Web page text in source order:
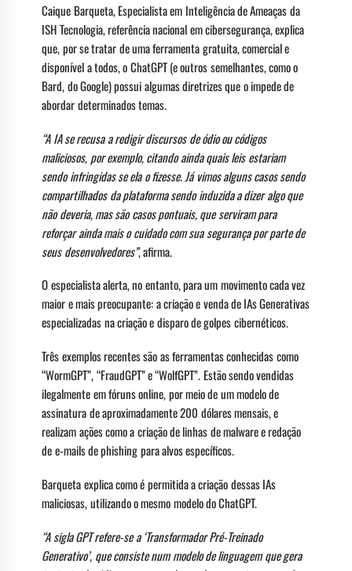
Caique Barqueta, Especialista em Inteligência de Ameaças da
ISH Tecnologia, referência nacional em cibersegurança, explica
que, por se tratar de uma ferramenta gratuita, comercial e
disponível a todos, o ChatGPT (e outros semelhantes, como o
Bard, do Google) possui algumas diretrizes que o impede de
abordar determinados temas.
“A IA se recusa a redigir discursos de ódio ou códigos
maliciosos, por exemplo, citando ainda quais leis estariam
sendo infringidas se ela o fizesse. Já vimos alguns casos sendo
compartilhados da plataforma sendo induzida a dizer algo que
não deveria, mas são casos pontuais, que serviram para
reforçar ainda mais o cuidado com sua segurança por parte de
seus desenvolvedores”, afirma.
O especialista alerta, no entanto, para um movimento cada vez
maior e mais preocupante: a criação e venda de IAs Generativas
especializadas na criação e disparo de golpes cibernéticos.
Três exemplos recentes são as ferramentas conhecidas como
“WormGPT”, “FraudGPT” e “WolfGPT”. Estão sendo vendidas
ilegalmente em fóruns online, por meio de um modelo de
assinatura de aproximadamente 200 dólares mensais, e
realizam ações como a criação de linhas de malware e redação
de e-mails de phishing para alvos específicos.
Barqueta explica como é permitida a criação dessas IAs
maliciosas, utilizando o mesmo modelo do ChatGPT.
“A sigla GPT refere-se a ‘Transformador Pré-Treinado
Generativo’, que consiste num modelo de linguagem que gera